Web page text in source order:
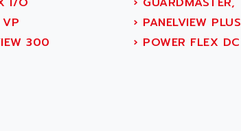
› PANELVIEW PLUS
300 › POWER FLEX DC